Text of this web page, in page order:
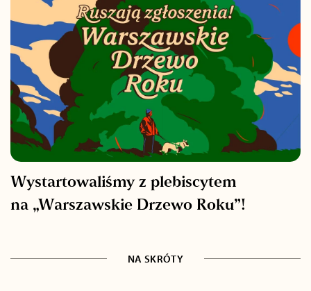
Wystartowaliśmy z plebiscytem
na „Warszawskie Drzewo Roku”!
NA SKRÓTY